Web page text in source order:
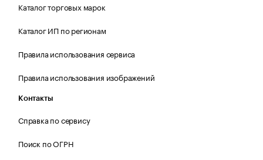
Каталог торговых марок
Каталог ИП по регионам
Правила использования сервиса
Правила использования изображений
Контакты
Справка по сервису
Поиск по ОГРН